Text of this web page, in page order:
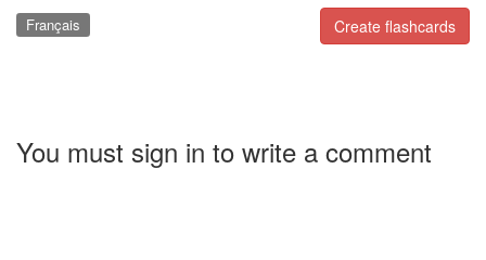
Create flashcards
Français
You must sign in to write a comment